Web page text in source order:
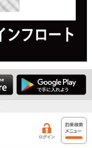
ログイン